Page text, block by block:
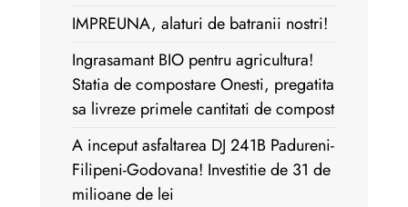
IMPREUNA, alaturi de batranii nostri!
Ingrasamant BIO pentru agricultura!
Statia de compostare Onesti, pregatita
sa livreze primele cantitati de compost
A inceput asfaltarea DJ 241B Padureni-
Filipeni-Godovana! Investitie de 31 de
milioane de lei